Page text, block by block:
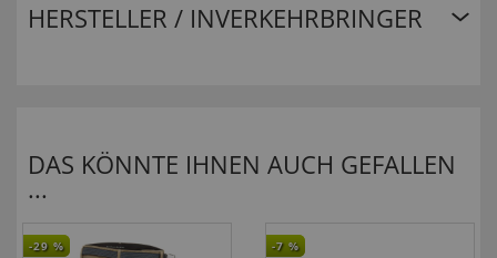
HERSTELLER / INVERKEHRBRINGER
DAS KÖNNTE IHNEN AUCH GEFALLEN
...
-29 % -7 %